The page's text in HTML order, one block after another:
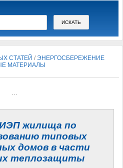
СТАТЕЙ /ЭНЕРГОСБЕРЕЖЕНИЕ
МАТЕРИАЛЫ
жилища по
типовых
домов в части
теплозащиты